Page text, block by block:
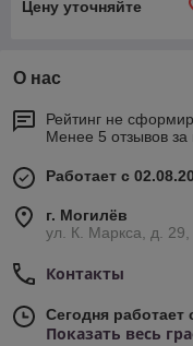
Цену уточняйте
О нас
Рейтинг не
Менее 5 отзывов за
Работает с
г. Могилёв
ул. К. Маркса, д.
Контакты
Сегодня работает
Показать весь